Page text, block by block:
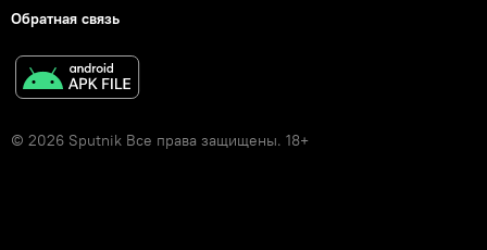
Обратная связь
© 2026 Sputnik Все права защищены. 18+